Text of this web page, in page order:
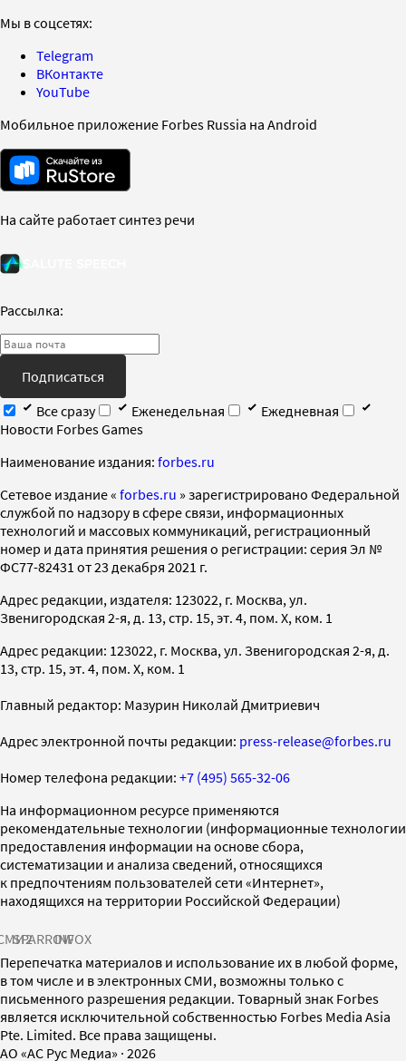
Мы в соцсетях:
Telegram
ВКонтакте
YouTube
Мобильное приложение Forbes Russia на Android
На сайте работает синтез речи
Рассылка:
Подписаться
Все сразу
Еженедельная
Ежедневная
Новости Forbes Games
Наименование издания: forbes.ru
Cетевое издание « forbes.ru » зарегистрировано Федеральной
службой по надзору в сфере связи, информационных
технологий и массовых коммуникаций, регистрационный
номер и дата принятия решения о регистрации: серия Эл №
ФС77-82431 от 23 декабря 2021 г.
Адрес редакции, издателя: 123022, г. Москва, ул.
Звенигородская 2-я, д. 13, стр. 15, эт. 4, пом. X, ком. 1
Адрес редакции: 123022, г. Москва, ул. Звенигородская 2-я, д.
13, стр. 15, эт. 4, пом. X, ком. 1
Главный редактор: Мазурин Николай Дмитриевич
Адрес электронной почты редакции: press-release@forbes.ru
Номер телефона редакции: +7 (495) 565-32-06
На информационном ресурсе применяются
рекомендательные технологии (информационные технологии
предоставления информации на основе сбора,
систематизации и анализа сведений, относящихся
к предпочтениям пользователей сети «Интернет»,
находящихся на территории Российской Федерации)
SPARROWINFOX
Перепечатка материалов и использование их в любой форме,
в том числе и в электронных СМИ, возможны только с
письменного разрешения редакции. Товарный знак Forbes
является исключительной собственностью Forbes Media Asia
Pte. Limited. Все права защищены.
AO «АС Рус Медиа» · 2026